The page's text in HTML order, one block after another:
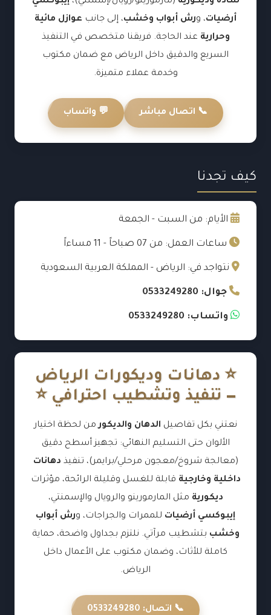
أرضيات، ورش أبواب وخشب، إلى جانب عوازل مائية
وحرارية عند الحاجة. فريقنا متخصص في التنفيذ
السريع والدقيق داخل الرياض مع ضمان مكتوب
وخدمة عملاء متميزة.
📞 اتصال مباشر 💬 واتساب
كيف تجدنا
الأيام: من السبت - الجمعة
ساعات العمل: من 07 صباحاً - 11 مساءاً
نتواجد في: الرياض - المملكة العربية السعودية
جوال: 0533249280
واتساب: 0533249280
⭐ دهانات وديكورات الرياض
— تنفيذ وتشطيب احترافي ⭐
نعتني بكل تفاصيل الدهان والديكورمن لحظة اختيار
الألوان حتى التسليم النهائي: تجهيز أسطح دقيق
(معالجة شروخ/معجون مرحلي/برايمر)، تنفيذ دهانات
داخلية وخارجية قابلة للغسل وقليلة الرائحة، مؤثرات
ديكورية مثل المارمورينو والرويال والإسمنتي،
إيبوكسي أرضيات للممرات والجراجات، ورش أبواب
وخشب بتشطيب مرآتي. نلتزم بجداول واضحة، حماية
كاملة للأثاث، وضمان مكتوب على الأعمال داخل
الرياض.
📞 اتصال: 0533249280